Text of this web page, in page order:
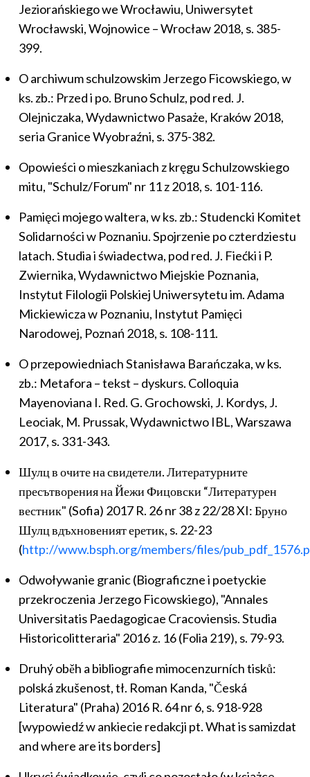
Jeziorańskiego we Wrocławiu, Uniwersytet
Wrocławski, Wojnowice – Wrocław 2018, s. 385-
399.
O archiwum schulzowskim Jerzego Ficowskiego, w
ks. zb.: Przed i po. Bruno Schulz, pod red. J.
Olejniczaka, Wydawnictwo Pasaże, Kraków 2018,
seria Granice Wyobraźni, s. 375-382.
Opowieści o mieszkaniach z kręgu Schulzowskiego
mitu, "Schulz/Forum" nr 11 z 2018, s. 101-116.
Pamięci mojego waltera, w ks. zb.: Studencki Komitet
Solidarności w Poznaniu. Spojrzenie po czterdziestu
latach. Studia i świadectwa, pod red. J. Fiećki i P.
Zwiernika, Wydawnictwo Miejskie Poznania,
Instytut Filologii Polskiej Uniwersytetu im. Adama
Mickiewicza w Poznaniu, Instytut Pamięci
Narodowej, Poznań 2018, s. 108-111.
O przepowiedniach Stanisława Barańczaka, w ks.
zb.: Metafora – tekst – dyskurs. Colloquia
Mayenoviana I. Red. G. Grochowski, J. Kordys, J.
Leociak, M. Prussak, Wydawnictwo IBL, Warszawa
2017, s. 331-343.
Шулц в очите на свидетели. Литературните
пресътворения на Йежи Фицовски “Литературен
вестник" (Sofia) 2017 R. 26 nr 38 z 22/28 XI: Бруно
Шулц вдъхновеният еретик, s. 22-23
(http://www.bsph.org/members/files/
Odwoływanie granic (Biograficzne i poetyckie
przekroczenia Jerzego Ficowskiego), "Annales
Universitatis Paedagogicae Cracoviensis. Studia
Historicolitteraria" 2016 z. 16 (Folia 219), s. 79-93.
Druhý oběh a bibliografie mimocenzurních tisků:
polská zkušenost, tł. Roman Kanda, "Česká
Literatura" (Praha) 2016 R. 64 nr 6, s. 918-928
[wypowiedź w ankiecie redakcji pt. What is samizdat
and where are its borders]